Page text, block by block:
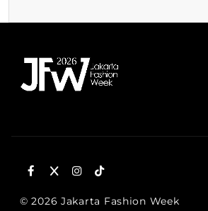
© 2026 Jakarta Fashion Week